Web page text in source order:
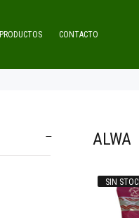
PRODUCTOS CONTACTO
ALWA
SIN